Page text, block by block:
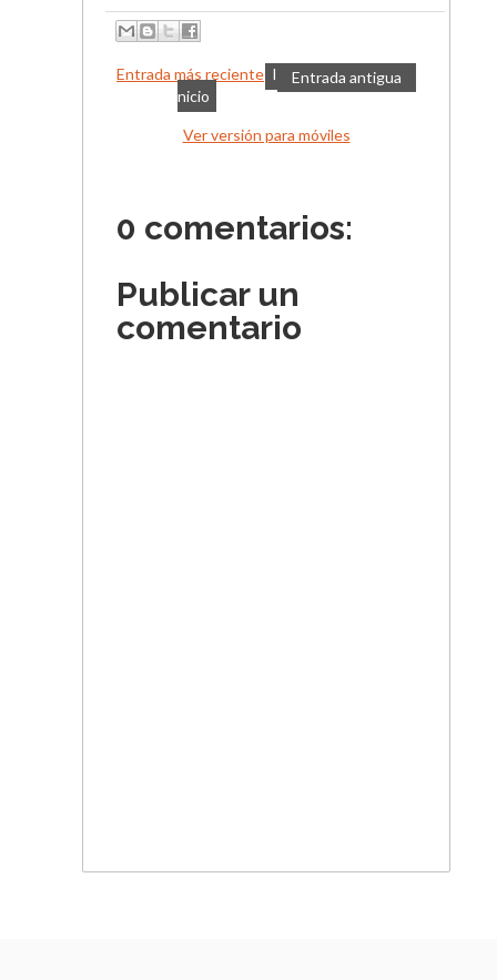
Entrada más reciente Entrada antigua
I
nicio
Ver versión para móviles
0 comentarios:
Publicar un
comentario